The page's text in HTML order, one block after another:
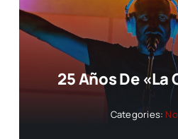
25 Años De «La
Categories: